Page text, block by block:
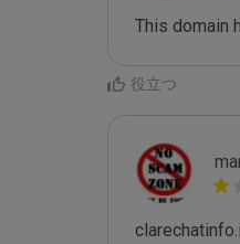
This domain
役立つ